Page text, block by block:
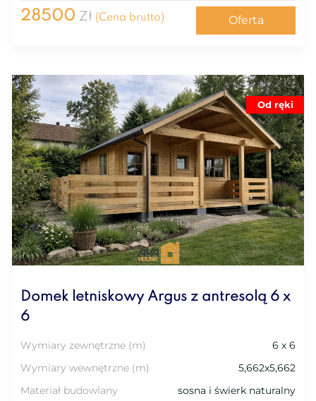
28500 Zł (Cena brutto) Oferta
Od ręki
Domek letniskowy Argus z antresolą 6 x
6
Wymiary zewnętrzne (m)
6 x 6
Wymiary wewnętrzne (m)
5,662x5,662
Materiał budowlany
sosna i świerk naturalny